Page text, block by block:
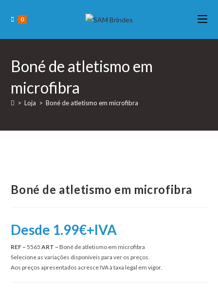
0
Boné de atletismo em
microfibra
> Loja > Boné de atletismo em microfibra
Boné de atletismo em microfibra
Desde 1.99€+IVA
REF – 5565ART –Boné de atletismo em microfibra
Selecione as variações disponíveis para ver os preços.
Aos preços apresentados acresce IVA à taxa legal em vigor.